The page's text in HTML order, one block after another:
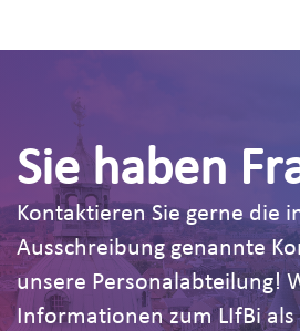
Sie haben
Kontaktieren Sie gerne die
Ausschreibung genannte
unsere Personalabteilung!
Informationen zum LIfBi als